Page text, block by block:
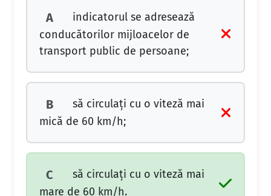
A
indicatorul se adresează
conducătorilor mijloacelor de
transport public de persoane;
B
să circulați cu o viteză mai
mică de 60 km/h;
C
să circulați cu o viteză mai
mare de 60 km/h.